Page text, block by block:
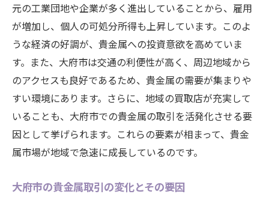
貴金属の新しい利用法とその需要
市場拡大に伴う課題と未来展望
貴金属が愛知県大府市の経済に与える影響を考
察
貴金属産業が地域経済に果たす役割
貴金属市場と地元雇用の関連性
地域経済における貴金属の価値の重要性
地元経済における投資としての貴金属
愛知県大府市の経済発展に貢献する貴金属
元の工業団地や企業が多く進出していることから、雇用
が増加し、個人の可処分所得も上昇しています。このよ
うな経済の好調が、貴金属への投資意欲を高めていま
す。また、大府市は交通の利便性が高く、周辺地域から
のアクセスも良好であるため、貴金属の需要が集まりや
すい環境にあります。さらに、地域の買取店が充実して
いることも、大府市での貴金属の取引を活発化させる要
因として挙げられます。これらの要素が相まって、貴金
属市場が地域で急速に成長しているのです。
大府市の貴金属取引の変化とその要因